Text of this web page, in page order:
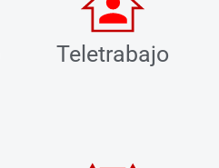
Teletrabajo